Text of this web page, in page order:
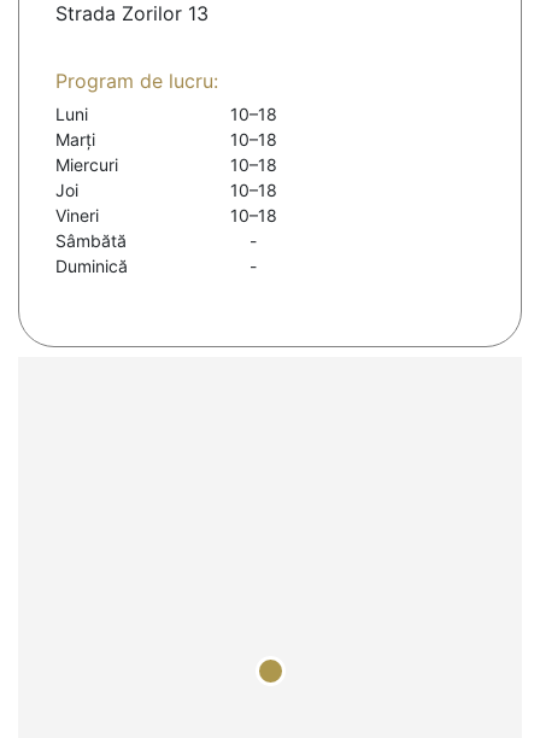
Strada Zorilor 13
Program de lucru:
Luni
10–18
Marți
10–18
Miercuri
10–18
Joi
10–18
Vineri
10–18
Sâmbătă
-
Duminică
-